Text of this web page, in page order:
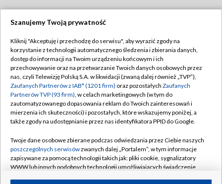
TVP
Abonament TVP
Emisja w TVP
Centrum informacji TVP
Naziemna Telewizja Cyfrowa
Rada Programowa
System NOS
Informacje o nadawcy
Regulamin TVP
Polityka prywatności
Moje zgody
Pomoc
Kontakt
Kanały
Szanujemy Twoją prywatność
Kliknij "Akceptuję i przechodzę do serwisu", aby wyrazić zgody na
korzystanie z technologii automatycznego śledzenia i zbierania danych,
dostęp do informacji na Twoim urządzeniu końcowym i ich
przechowywanie oraz na przetwarzanie Twoich danych osobowych przez
nas, czyli Telewizję Polską S.A. w likwidacji (zwaną dalej również „TVP”),
Zaufanych Partnerów z IAB* (1201 firm) oraz pozostałych Zaufanych
Partnerów TVP (93 firm), w celach marketingowych (w tym do
zautomatyzowanego dopasowania reklam do Twoich zainteresowań i
mierzenia ich skuteczności) i pozostałych, które wskazujemy poniżej, a
także zgody na udostępnianie przez nas identyfikatora PPID do Google.
Twoje dane osobowe zbierane podczas odwiedzania przez Ciebie naszych
poszczególnych serwisówzwanych dalej „Portalem”, w tym informacje
zapisywane za pomocą technologii takich jak: pliki cookie, sygnalizatory
WWW lub innych podobnych technologii umożliwiających świadczenie